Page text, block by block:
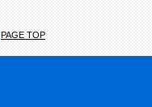
PAGE TOP